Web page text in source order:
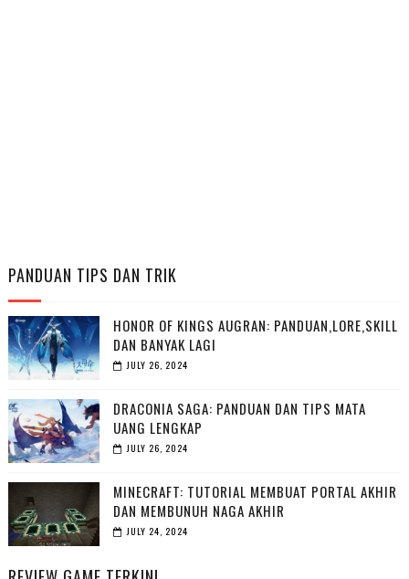
PANDUAN TIPS DAN TRIK
HONOR OF KINGS AUGRAN: PANDUAN,LORE,SKILL
DAN BANYAK LAGI
JULY 26, 2024
DRACONIA SAGA: PANDUAN DAN TIPS MATA
UANG LENGKAP
JULY 26, 2024
MINECRAFT: TUTORIAL MEMBUAT PORTAL AKHIR
DAN MEMBUNUH NAGA AKHIR
JULY 24, 2024